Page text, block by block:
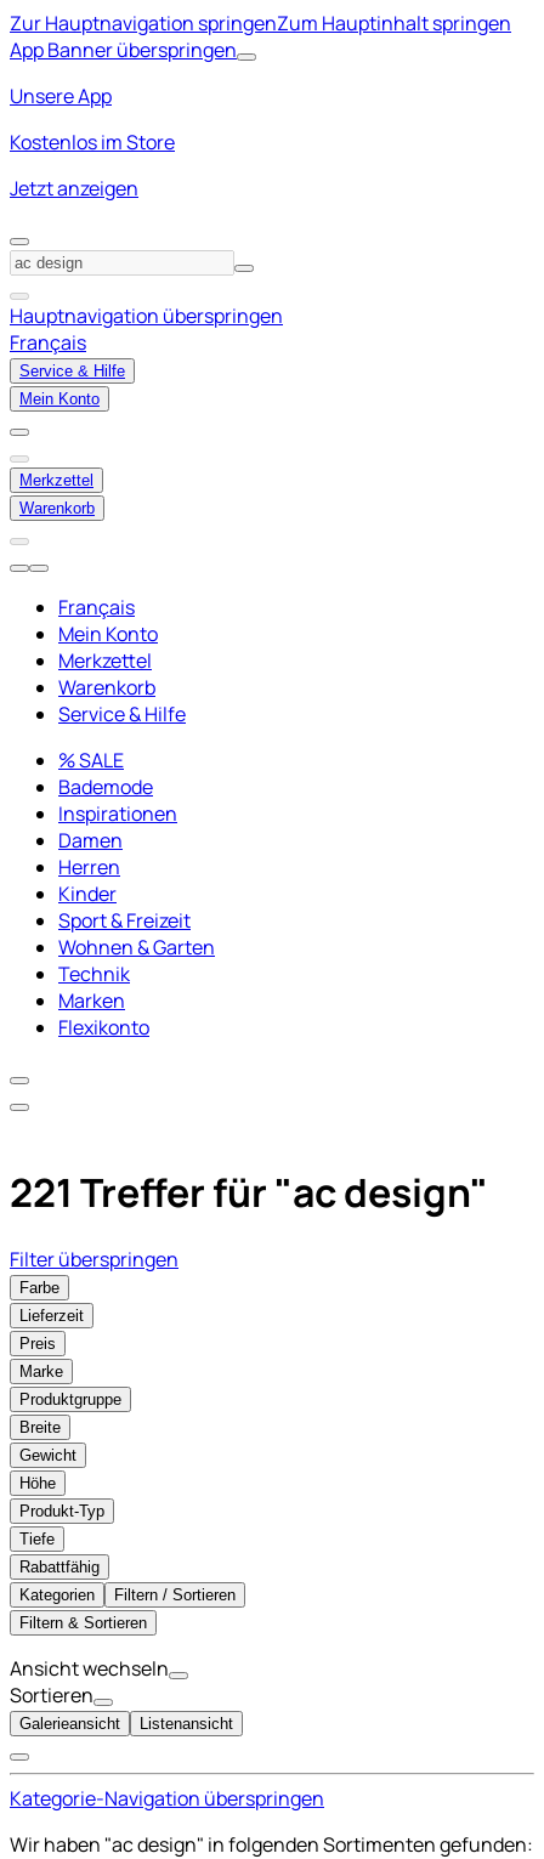
Zur Hauptnavigation springenZum Hauptinhalt springen
App Banner überspringen
Unsere App
Kostenlos im Store
Jetzt anzeigen
Hauptnavigation überspringen
Français
Service & Hilfe
Mein Konto
Merkzettel
Warenkorb
Français
Mein Konto
Merkzettel
Warenkorb
Service & Hilfe
% SALE
Bademode
Inspirationen
Damen
Herren
Kinder
Sport & Freizeit
Wohnen & Garten
Technik
Marken
Flexikonto
221 Treffer für "ac design"
Filter überspringen
Farbe
Lieferzeit
Preis
Marke
Produktgruppe
Breite
Gewicht
Höhe
Produkt-Typ
Tiefe
Rabattfähig
Kategorien
Filtern / Sortieren
Filtern & Sortieren
Ansicht wechseln
Sortieren
Galerieansicht Listenansicht
Kategorie-Navigation überspringen
Wir haben "ac design" in folgenden Sortimenten gefunden: